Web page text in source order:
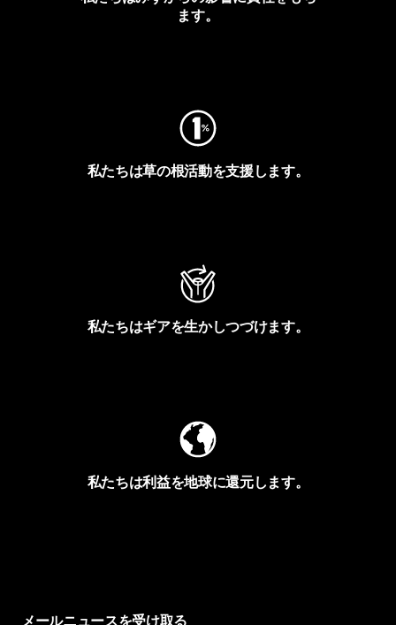
ます。
私たちは草の根活動を支援します。
私たちはギアを生かしつづけます。
私たちは利益を地球に還元します。
メールニュースを受け取る